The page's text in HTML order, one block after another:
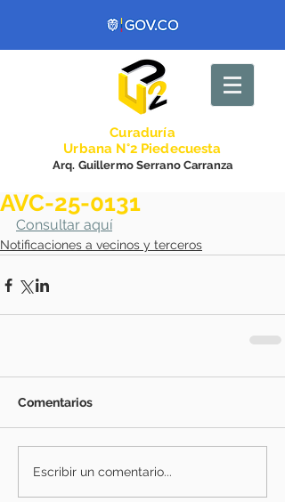
Curaduría
Urbana N°2 Piedecuesta
Arq. Guillermo Serrano Carranza
AVC-25-0131
Consultar aquí
Notificaciones a vecinos y terceros
Comentarios
Escribir un comentario...